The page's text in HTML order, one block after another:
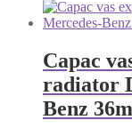
Capac
radiator
Benz